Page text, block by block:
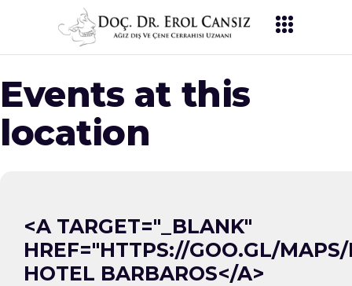
Events at this
location
<A TARGET="_BLANK"
HREF="HTTPS://GOO.GL/
HOTEL BARBAROS</A>